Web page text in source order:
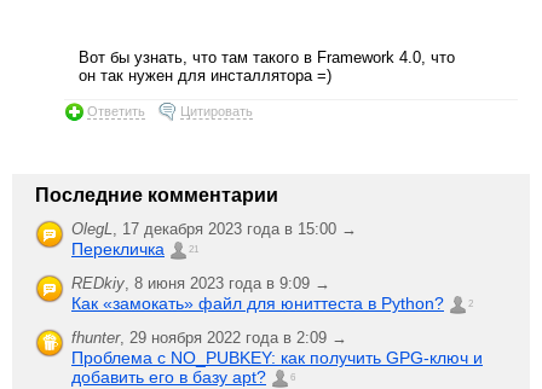
Вот бы узнать, что там такого в Framework 4.0, что
он так нужен для инсталлятора =)
Ответить Цитировать
Последние комментарии
OlegL, 17 декабря 2023 года в 15:00 →
Перекличка 21
REDkiy, 8 июня 2023 года в 9:09 →
Как «замокать» файл для юниттеста в Python? 2
fhunter, 29 ноября 2022 года в 2:09 →
Проблема с NO_PUBKEY: как получить GPG-ключ и
добавить его в базу apt?
6